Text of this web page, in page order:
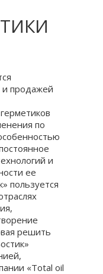
и продажей
по
и
ее
пользуется
решить
«Total oil